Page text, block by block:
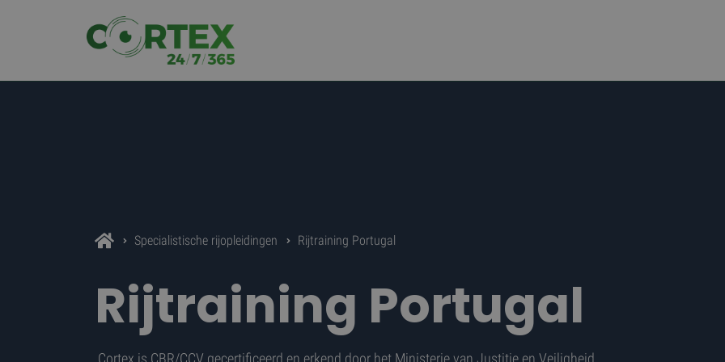
Specialistische rijopleidingen Rijtraining Portugal
Rijtraining Portugal
Cortex is CBR/CCV gecertificeerd en erkend door het Ministerie van Justitie en Veiligheid